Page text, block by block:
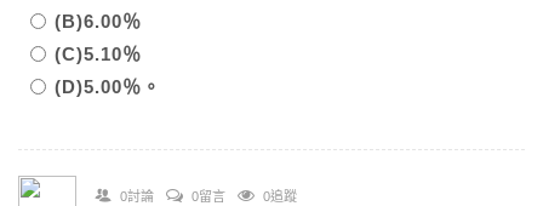
(B)6.00％
(C)5.10％
(D)5.00％。
0討論 0留言 0追蹤